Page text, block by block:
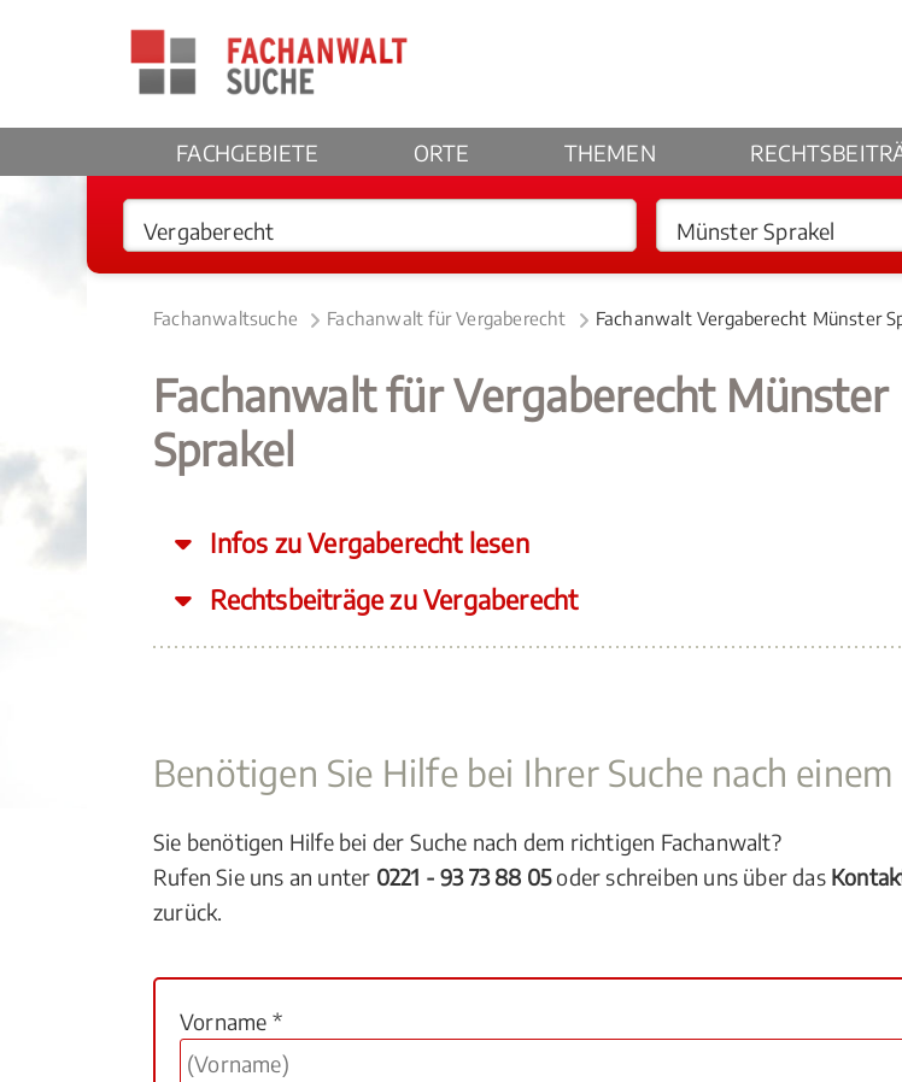
FACHGEBIETE ORTE THEMEN
Fachanwaltsuche Fachanwalt für Vergaberecht Fachanwalt Vergaberecht Münster
Fachanwalt für Vergaberecht Münster
Sprakel
Infos zu Vergaberecht lesen
Rechtsbeiträge zu Vergaberecht
Benötigen Sie Hilfe bei Ihrer Suche nach
Sie benötigen Hilfe bei der Suche nach dem richtigen Fachanwalt?
Rufen Sie uns an unter 0221 - 93 73 88 05oder schreiben uns über das
zurück.
Vorname *